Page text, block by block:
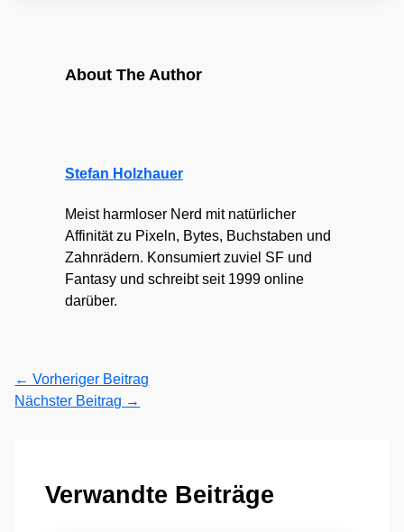
About The Author
Stefan Holzhauer
Meist harmloser Nerd mit natürlicher
Affinität zu Pixeln, Bytes, Buchstaben und
Zahnrädern. Konsumiert zuviel SF und
Fantasy und schreibt seit 1999 online
darüber.
← Vorheriger Beitrag
Nächster Beitrag →
Verwandte Beiträge